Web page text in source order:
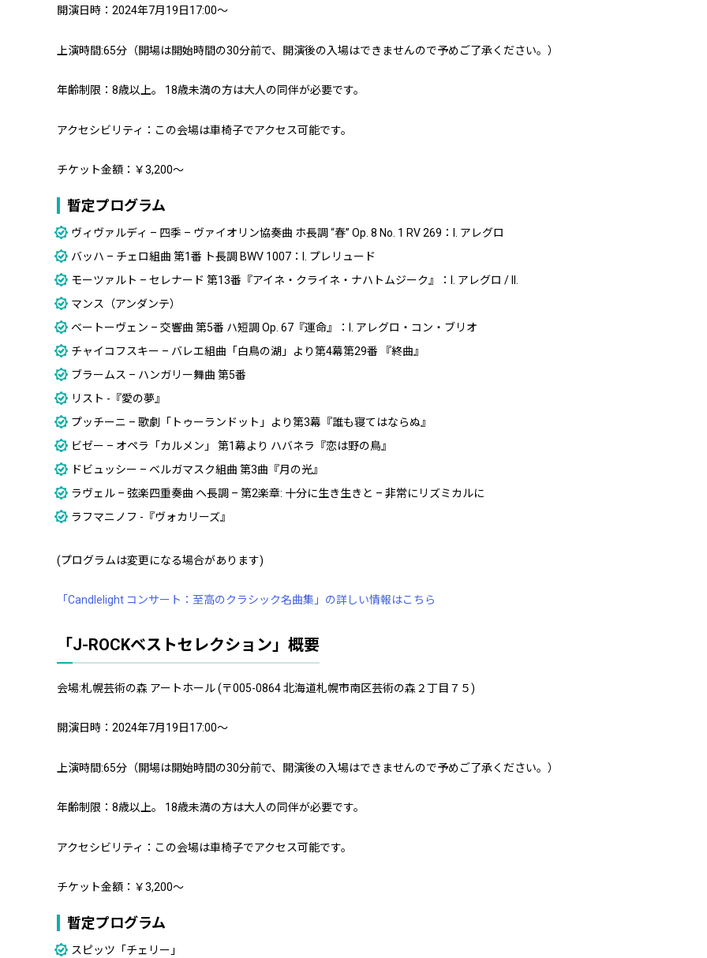
開演日時：2024年7月19日17:00～
上演時間:65分（開場は開始時間の30分前で、開演後の入場はできませんので予めご了承ください。）
年齢制限：8歳以上。 18歳未満の方は大人の同伴が必要です。
アクセシビリティ：この会場は車椅子でアクセス可能です。
チケット金額：￥3,200～
暫定プログラム
ヴィヴァルディ – 四季 – ヴァイオリン協奏曲 ホ長調 “春” Op. 8 No. 1 RV 269：I. アレグロ
バッハ – チェロ組曲 第1番 ト長調 BWV 1007：I. プレリュード
モーツァルト – セレナード 第13番『アイネ・クライネ・ナハトムジーク』：I. アレグロ / II.
マンス（アンダンテ）
ベートーヴェン – 交響曲 第5番 ハ短調 Op. 67『運命』：I. アレグロ・コン・ブリオ
チャイコフスキー – バレエ組曲「白鳥の湖」より第4幕第29番 『終曲』
ブラームス – ハンガリー舞曲 第5番
リスト -『愛の夢』
プッチーニ – 歌劇「トゥーランドット」より第3幕『誰も寝てはならぬ』
ビゼー – オペラ「カルメン」 第1幕より ハバネラ『恋は野の鳥』
ドビュッシー – ベルガマスク組曲 第3曲『月の光』
ラヴェル – 弦楽四重奏曲 ヘ長調 – 第2楽章: 十分に生き生きと – 非常にリズミカルに
ラフマニノフ -『ヴォカリーズ』
(プログラムは変更になる場合があります)
「Candlelight コンサート：至高のクラシック名曲集」の詳しい情報はこちら
「J-ROCKベストセレクション」概要
会場:札幌芸術の森 アートホール (〒005-0864 北海道札幌市南区芸術の森２丁目７５)
開演日時：2024年7月19日17:00～
上演時間:65分（開場は開始時間の30分前で、開演後の入場はできませんので予めご了承ください。）
年齢制限：8歳以上。 18歳未満の方は大人の同伴が必要です。
アクセシビリティ：この会場は車椅子でアクセス可能です。
チケット金額：￥3,200～
暫定プログラム
スピッツ「チェリー」